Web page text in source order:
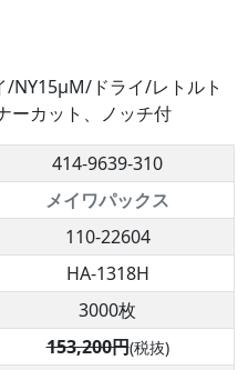
NY15μM/ドライ/レトルト
ーカット、ノッチ付
414-9639-310
メイワパックス
110-22604
HA-1318H
3000枚
153,200円(税抜)